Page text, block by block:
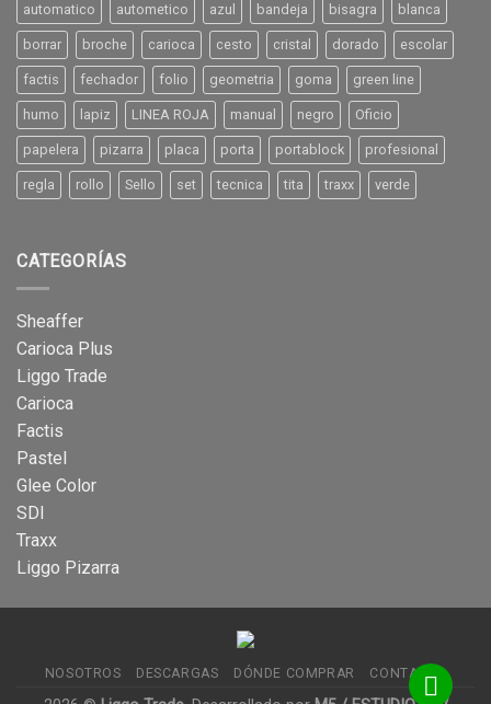
automatico autometico azul bandeja bisagra blanca
borrar broche carioca cesto cristal dorado escolar
factis fechador folio geometria goma green line
humo lapiz LINEA ROJA manual negro Oficio
papelera pizarra placa porta portablock profesional
regla rollo Sello set tecnica tita traxx verde
CATEGORÍAS
Sheaffer
Carioca Plus
Liggo Trade
Carioca
Factis
Pastel
Glee Color
SDI
Traxx
Liggo Pizarra
NOSOTROS DESCARGAS DÓNDE COMPRAR CONTACTO